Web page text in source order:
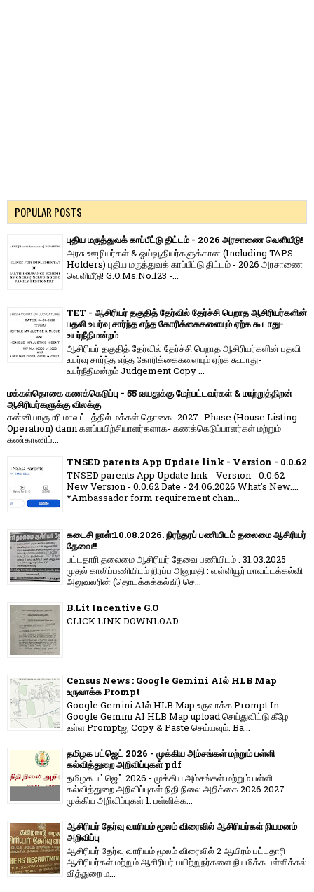
POPULAR POSTS
புதிய மருத்துவக் காப்பீட்டு திட்டம் - 2026 அரசாணை வெளியீடு!
அரசு ஊழியர்கள் & ஓய்வூதியர்களுக்கான (Including TAPS
Holders) புதிய மருத்துவக் காப்பீட்டு திட்டம் - 2026 அரசாணை
வெளியீடு! G.O.Ms.No.123 -...
TET - ஆசிரியர் தகுதித் தேர்வில் தேர்ச்சி பெறாத ஆசிரியர்களின்
பதவி உயர்வு சார்ந்த எந்த கோரிக்கைகளையும் ஏற்க கூடாது-
உயர்நீதிமன்றம்
ஆசிரியர் தகுதித் தேர்வில் தேர்ச்சி பெறாத ஆசிரியர்களின் பதவி
உயர்வு சார்ந்த எந்த கோரிக்கைகளையும் ஏற்க கூடாது-
உயர்நீதிமன்றம் Judgement Copy ...
மக்கள்தொகை கணக்கெடுப்பு - 55 வயதுக்கு மேற்பட்டவர்கள் & மாற்றுத்திறன்
ஆசிரியர்களுக்கு விலக்கு
கன்னியாகுமரி மாவட்டத்தில் மக்கள் தொகை -2027- Phase (House Listing
Operation) dann களப்பயிற்சியாளர்களாக- கணக்கெடுப்பாளர்கள் மற்றும்
கண்காணிப்...
TNSED parents App Update link - Version - 0.0.62
TNSED parents App Update link - Version - 0.0.62
New Version - 0.0.62 Date - 24.06.2026 What's New....
*Ambassador form requirement chan...
கடைசி நாள்:10.08.2026. நிரந்தரப் பணியிடம் தலைமை ஆசிரியர்
தேவை!!
பட்டதாரி தலைமை ஆசிரியர் தேவை பணியிடம் : 31.03.2025
முதல் காலிப்பணியிடம் நிரப்ப அனுமதி : வள்ளியூர் மாவட்டக்கல்வி
அலுவலரின் (தொடக்கக்கல்வி) செ...
B.Lit Incentive G.O
CLICK LINK DOWNLOAD
Census News : Google Gemini AIல் HLB Map
உருவாக்க Prompt
Google Gemini AIல் HLB Map உருவாக்க Prompt In
Google Gemini AI HLB Map upload செய்துவிட்டு கீழே
உள்ள Promptஐ, Copy & Paste செய்யவும். Ba...
தமிழக பட்ஜெட் 2026 - முக்கிய அம்சங்கள் மற்றும் பள்ளி
கல்வித்துறை அறிவிப்புகள் pdf
தமிழக பட்ஜெட் 2026 - முக்கிய அம்சங்கள் மற்றும் பள்ளி
கல்வித்துறை அறிவிப்புகள் நிதி நிலை அறிக்கை 2026 2027
முக்கிய அறிவிப்புகள் 1. பள்ளிக்க...
ஆசிரியர் தேர்வு வாரியம் மூலம் விரைவில் ஆசிரியர்கள் நியமனம்
அறிவிப்பு
ஆசிரியர் தேர்வு வாரி​யம் மூலம் விரை​வில் 2 ஆயிரம் பட்​ட​தாரி
ஆசிரியர்​கள் மற்​றும் ஆசிரியர் பயிற்றுநர்​களை நியமிக்க பள்​ளிக்​கல்​
வித்​துறை ம...